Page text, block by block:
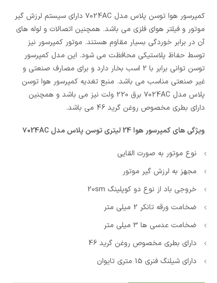
کمپرسور هوا توسن پلاس مدل 7024AC دارای سیستم لرزش گیر
موتور و فیلتر هوای فلزی می باشد. همچنین اتصالات و لوله های
آن در برابر خوردگی بسیار مقاوم هستند. موتور کمپرسور نیز
توسط حفاظ پلاستیکی محافظت می شود. این مدل کمپرسور
توسن توانی برابر با 2 اسب بخار دارد و برای مصارف صنعتی و
غیر صنعتی مناسب می باشد. منبع تغدیه کمپرسور هوا توسن
پلاس مدل 7024AC برق 220 ولت نیز می باشد و همچنین
دارای بطری مخصوص روغن گرید 46 می باشد.
ویژگی های کمپرسور هوا 24 لیتری توسن پلاس مدل 7024AC
نوع موتور به صورت القایی
مجهز به لرزش گیر موتور
خروجی باد از نوع دو کوپلینگ 20sm
ضخامت ورقه تانکر 2 میلی متر
ضخامت عدسی ها 3 میلی متر
دارای بطری مخصوص روغن گرید 46
دارای شیلنگ فنری 15 متری تایوان